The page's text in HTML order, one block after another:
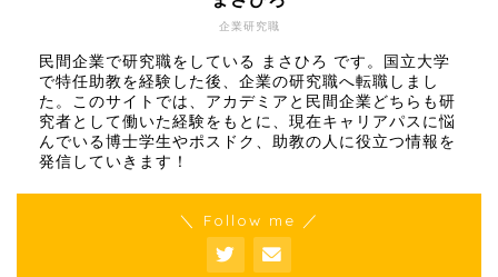
企業研究職
民間企業で研究職をしている まさひろ です。国立大学
で特任助教を経験した後、企業の研究職へ転職しまし
た。このサイトでは、アカデミアと民間企業どちらも研
究者として働いた経験をもとに、現在キャリアパスに悩
んでいる博士学生やポスドク、助教の人に役立つ情報を
発信していきます！
＼ Follow me ／